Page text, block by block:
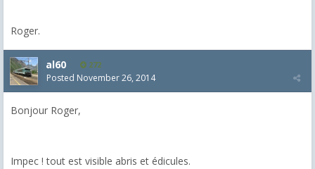
Roger.
al60 272
Posted November 26, 2014
Bonjour Roger,
Impec ! tout est visible abris et édicules.